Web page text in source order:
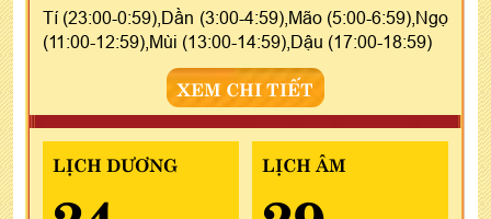
Tí (23:00-0:59),Dần (3:00-4:59),Mão (5:00-6:59),Ngọ
(11:00-12:59),Mùi (13:00-14:59),Dậu (17:00-18:59)
XEM CHI TIẾT
LỊCH DƯƠNG LỊCH ÂM